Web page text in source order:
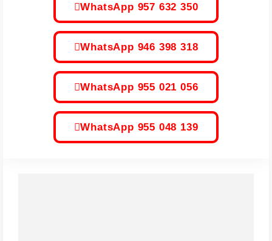
WhatsApp 957 632 350
WhatsApp 946 398 318
WhatsApp 955 021 056
WhatsApp 955 048 139